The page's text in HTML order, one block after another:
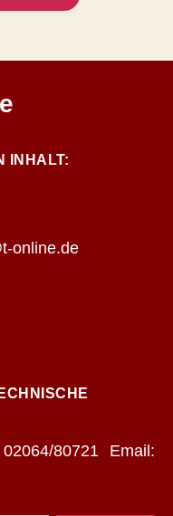
INHALT:
online.de
80721 Email: